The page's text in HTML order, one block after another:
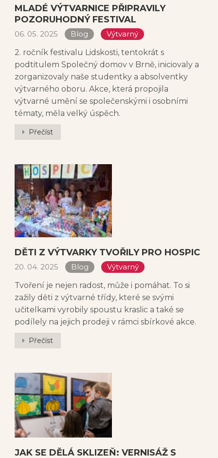
MLADÉ VÝTVARNICE PŘIPRAVILY
POZORUHODNÝ FESTIVAL
06. 05. 2025 Blog
Výtvarný
2. ročník festivalu Lidskosti, tentokrát s
podtitulem Společný domov v Brně, iniciovaly a
zorganizovaly naše studentky a absolventky
výtvarného oboru. Akce, která propojila
výtvarné umění se společenskými i osobními
tématy, měla velký úspěch.
Přečíst
DĚTI Z VÝTVARKY TVOŘILY PRO HOSPIC
20. 04. 2025 Blog
Výtvarný
Tvoření je nejen radost, může i pomáhat. To si
zažily děti z výtvarné třídy, které se svými
učitelkami vyrobily spoustu kraslic a také se
podílely na jejich prodeji v rámci sbírkové akce.
Přečíst
JAK SE DĚLÁ SKLIZEŇ: VERNISÁŽ S